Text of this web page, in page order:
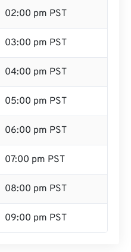
02:00 pm PST
03:00 pm PST
04:00 pm PST
05:00 pm PST
06:00 pm PST
07:00 pm PST
08:00 pm PST
09:00 pm PST